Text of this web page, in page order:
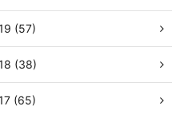
(57)
(38)
(65)